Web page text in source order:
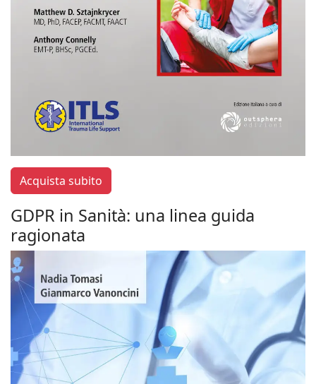
Acquista subito
GDPR in Sanità: una linea guida
ragionata